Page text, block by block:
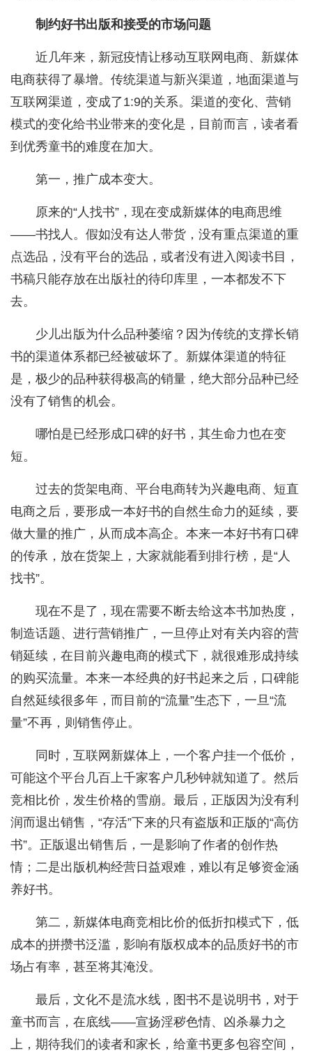
制约好书出版和接受的市场问题
近几年来，新冠疫情让移动互联网电商、新媒体
电商获得了暴增。传统渠道与新兴渠道，地面渠道与
互联网渠道，变成了1:9的关系。渠道的变化、营销
模式的变化给书业带来的变化是，目前而言，读者看
到优秀童书的难度在加大。
第一，推广成本变大。
原来的“人找书”，现在变成新媒体的电商思维
——书找人。假如没有达人带货，没有重点渠道的重
点选品，没有平台的选品，或者没有进入阅读书目，
书稿只能存放在出版社的待印库里，一本都发不下
去。
少儿出版为什么品种萎缩？因为传统的支撑长销
书的渠道体系都已经被破坏了。新媒体渠道的特征
是，极少的品种获得极高的销量，绝大部分品种已经
没有了销售的机会。
哪怕是已经形成口碑的好书，其生命力也在变
短。
过去的货架电商、平台电商转为兴趣电商、短直
电商之后，要形成一本好书的自然生命力的延续，要
做大量的推广，从而成本高企。本来一本好书有口碑
的传承，放在货架上，大家就能看到排行榜，是“人
找书”。
现在不是了，现在需要不断去给这本书加热度，
制造话题、进行营销推广，一旦停止对有关内容的营
销延续，在目前兴趣电商的模式下，就很难形成持续
的购买流量。本来一本经典的好书起来之后，口碑能
自然延续很多年，而目前的“流量”生态下，一旦“流
量”不再，则销售停止。
同时，互联网新媒体上，一个客户挂一个低价，
可能这个平台几百上千家客户几秒钟就知道了。然后
竞相比价，发生价格的雪崩。最后，正版因为没有利
润而退出销售，“存活”下来的只有盗版和正版的“高仿
书”。正版退出销售后，一是影响了作者的创作热
情；二是出版机构经营日益艰难，难以有足够资金涵
养好书。
第二，新媒体电商竞相比价的低折扣模式下，低
成本的拼攒书泛滥，影响有版权成本的品质好书的市
场占有率，甚至将其淹没。
最后，文化不是流水线，图书不是说明书，对于
童书而言，在底线——宣扬淫秽色情、凶杀暴力之
上，期待我们的读者和家长，给童书更多包容空间，